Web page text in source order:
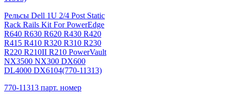
Рельсы Dell 1U 2/4 Post Static
Rack Rails Kit For PowerEdge
R640 R630 R620 R430 R420
R415 R410 R320 R310 R230
R220 R210II R210 PowerVault
NX3500 NX300 DX600
DL4000 DX6104(770-11313)
770-11313 парт. номер